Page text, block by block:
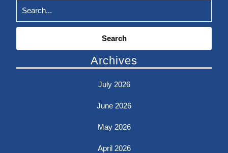
Search
Archives
July 2026
June 2026
May 2026
April 2026